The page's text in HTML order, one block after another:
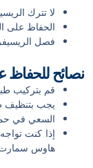
لا تترك
الحفاظ على
فصل
نصائح
قم بتركيب
يجب
السعي في
إذا كنت
هاوس